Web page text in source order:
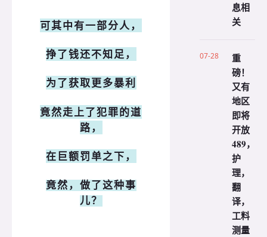
可其中有一部分人，
挣了钱还不知足，
为了获取更多暴利
竟然走上了犯罪的道
路，
在巨额罚单之下，
竟然，做了这种事
儿？
息相
关
07-28
重
磅！
又有
地区
即将
开放
489，
护
理，
翻
译，
工料
测量